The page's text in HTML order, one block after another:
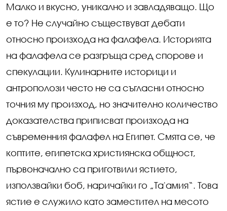
Малко и вкусно, уникално и завладяващо. Що
е то? Не случайно съществуват дебати
относно произхода на фалафела. Историята
на фалафела се разгръща сред спорове и
спекулации. Кулинарните историци и
антрополози често не са съгласни относно
точния му произход, но значително количество
доказателства приписват произхода на
съвременния фалафел на Египет. Смята се, че
коптите, египетска християнска общност,
първоначално са приготвили ястието,
използвайки боб, наричайки го „Та'амия“. Това
ястие е служило като заместител на месото